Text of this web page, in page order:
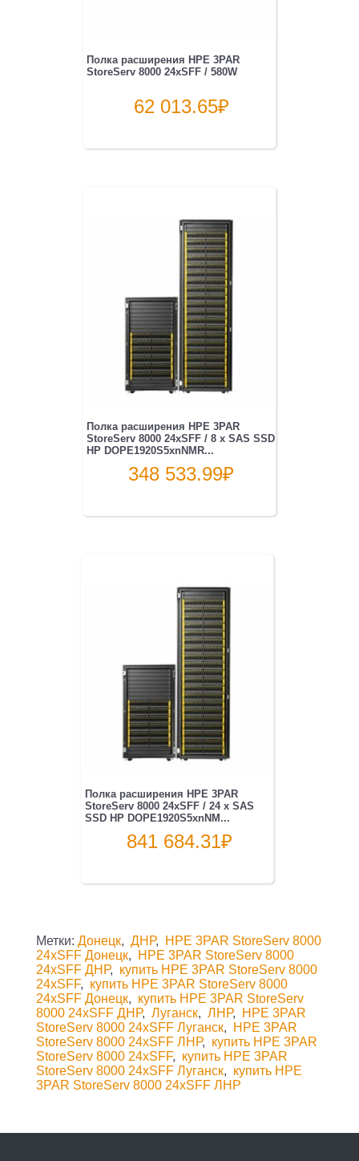
Полка расширения HPE 3PAR
StoreServ 8000 24xSFF / 580W
62 013.65₽
Полка расширения HPE 3PAR
StoreServ 8000 24xSFF / 8 x SAS SSD
HP DOPE1920S5xnNMR...
348 533.99₽
Полка расширения HPE 3PAR
StoreServ 8000 24xSFF / 24 x SAS
SSD HP DOPE1920S5xnNM...
841 684.31₽
Метки: Донецк, ДНР,
HPE 3PAR StoreServ 8000
24xSFF Донецк,
HPE 3PAR StoreServ 8000
24xSFF ДНР, купить HPE 3PAR StoreServ 8000
24xSFF, купить HPE 3PAR StoreServ 8000
24xSFF Донецк, купить HPE 3PAR StoreServ
8000 24xSFF ДНР, Луганск, ЛНР,
HPE 3PAR
StoreServ 8000 24xSFF Луганск,
HPE 3PAR
StoreServ 8000 24xSFF ЛНР, купить HPE 3PAR
StoreServ 8000 24xSFF, купить HPE 3PAR
StoreServ 8000 24xSFF Луганск, купить HPE
3PAR StoreServ 8000 24xSFF ЛНР